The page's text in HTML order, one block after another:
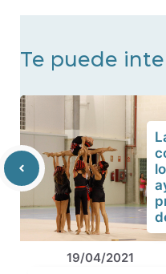
Te puede
19/04/2021